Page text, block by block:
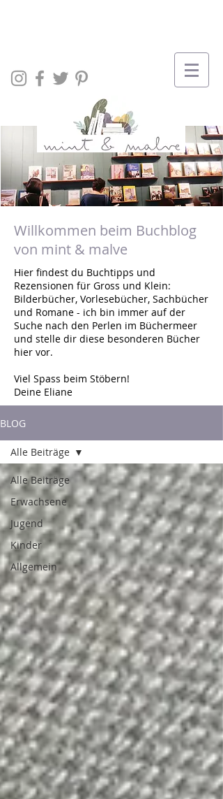
Willkommen beim Buchblog
von mint & malve
Hier findest du Buchtipps und
Rezensionen für Gross und Klein:
Bilderbücher, Vorlesebücher, Sachbücher
und Romane - ich bin immer auf der
Suche nach den Perlen im Büchermeer
und stelle dir diese besonderen Bücher
hier vor.
Viel Spass beim Stöbern!
Deine Eliane
BLOG
Alle Beiträge
Erwachsene
Jugend
Kinder
Allgemein
Alle Beiträge